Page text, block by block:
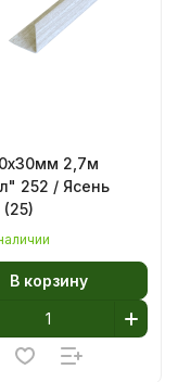
2,7м
252 / Ясень
В корзину